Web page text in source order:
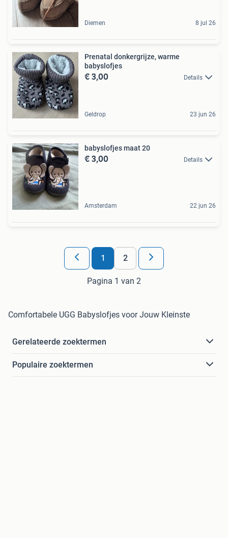
Diemen 8 jul 26
Prenatal donkergrijze, warme
babyslofjes
€ 3,00 Details
Geldrop 23 jun 26
babyslofjes maat 20
€ 3,00 Details
Amsterdam 22 jun 26
1 2
Pagina 1 van 2
Comfortabele UGG Babyslofjes voor Jouw Kleinste
Gerelateerde zoektermen
Populaire zoektermen